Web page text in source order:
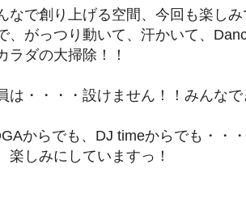
なで創り上げる空間、今回も楽し
、がっつり動いて、汗かいて、
ラダの大掃除！！
は・・・・設けません！！みんな
からでも、DJ timeからでも・・
楽しみにしていますっ！